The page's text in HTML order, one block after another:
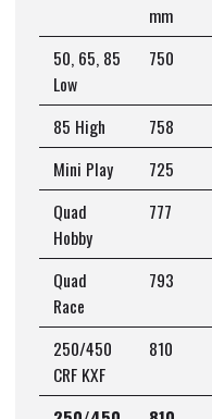
mm
50, 65, 85
Low
750
85 High 758
Mini Play
725
Quad
Hobby
777
Quad
Race
793
250/450
CRF KXF
810